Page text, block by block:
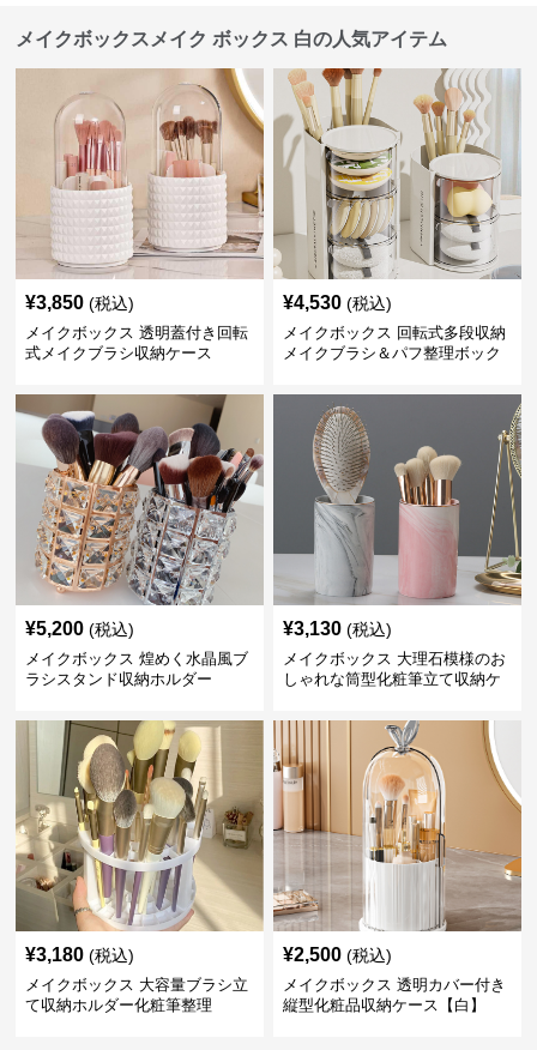
メイクボックスメイク ボックス 白の人気アイテム
¥3,850 (税込)
メイクボックス 透明蓋付き回転
式メイクブラシ収納ケース
¥4,530 (税込)
メイクボックス 回転式多段収納
メイクブラシ＆パフ整理ボック
¥5,200 (税込)
メイクボックス 煌めく水晶風ブ
ラシスタンド収納ホルダー
¥3,130 (税込)
メイクボックス 大理石模様のお
しゃれな筒型化粧筆立て収納ケ
¥3,180 (税込)
メイクボックス 大容量ブラシ立
て収納ホルダー化粧筆整理
¥2,500 (税込)
メイクボックス 透明カバー付き
縦型化粧品収納ケース【白】